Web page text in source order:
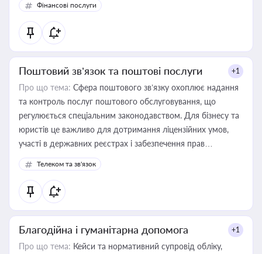
Фінансові послуги
Поштовий зв’язок та поштові послуги +1
Про що тема: Сфера поштового зв’язку охоплює надання
та контроль послуг поштового обслуговування, що
регулюється спеціальним законодавством. Для бізнесу та
юристів це важливо для дотримання ліцензійних умов,
участі в державних реєстрах і забезпечення прав
споживачів.
Телеком та зв'язок
Благодійна і гуманітарна допомога +1
Про що тема: Кейси та нормативний супровід обліку,